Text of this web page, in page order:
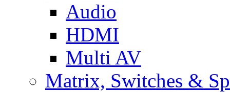
Audio
HDMI
Multi AV
Matrix, Switches &